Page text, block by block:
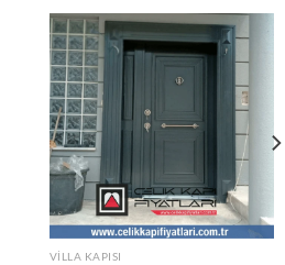
VILLA KAPISI